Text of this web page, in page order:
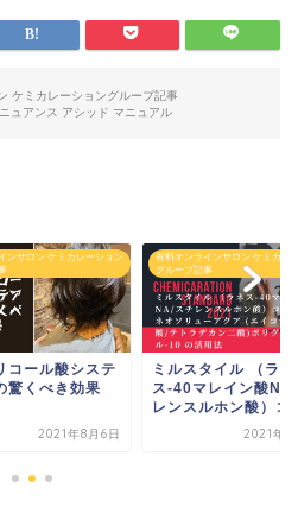
ケミカレーショングループ記事
ュアンス アシッド マニュアル
ンサロン ケミカレーション
コール酸システ
驚くべき効果
2021年8月6日
有料オンラインサロン ケミカレ
グループ記事
ミルスタイル （ラネ
ス-40マレイン酸Na/
レンスルホン酸）コ
2021年8